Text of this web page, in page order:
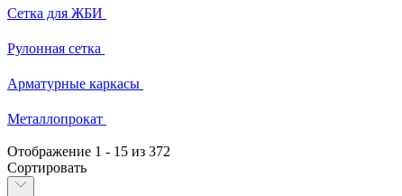
Сетка для ЖБИ
Рулонная сетка
Арматурные каркасы
Металлопрокат
Отображение 1 - 15 из 372
Сортировать